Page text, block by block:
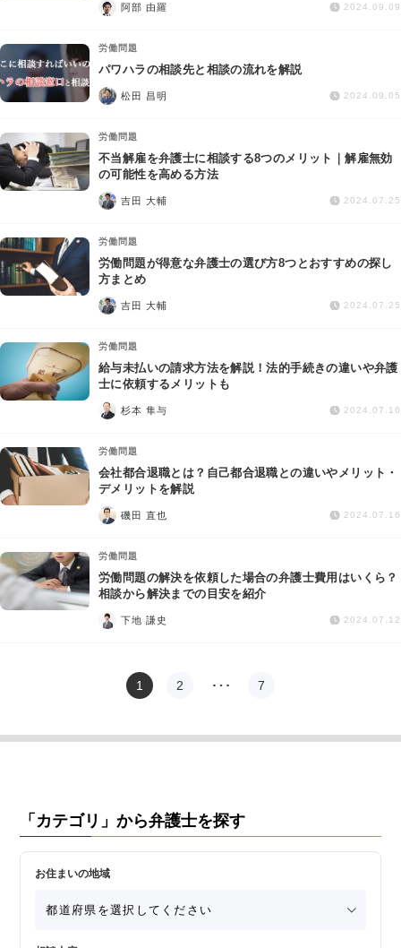
阿部 由羅 2024.09.09
労働問題
パワハラの相談先と相談の流れを解説
松田 昌明 2024.09.05
労働問題
不当解雇を弁護士に相談する8つのメリット｜解雇無効
の可能性を高める方法
吉田 大輔 2024.07.25
労働問題
労働問題が得意な弁護士の選び方8つとおすすめの探し
方まとめ
吉田 大輔 2024.07.25
労働問題
給与未払いの請求方法を解説！法的手続きの違いや弁護
士に依頼するメリットも
杉本 隼与 2024.07.16
労働問題
会社都合退職とは？自己都合退職との違いやメリット・
デメリットを解説
磯田 直也 2024.07.16
労働問題
労働問題の解決を依頼した場合の弁護士費用はいくら？
相談から解決までの目安を紹介
下地 謙史 2024.07.12
1 2 … 7
「カテゴリ」から弁護士を探す
お住まいの地域